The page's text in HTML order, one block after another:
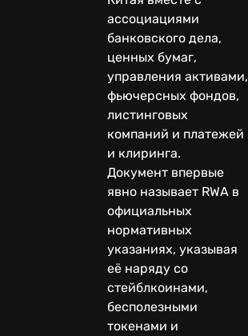
ассоциациями
банковского дела,
ценных бумаг,
управления активами,
фьючерсных фондов,
листинговых
компаний и платежей
и клиринга.
Документ впервые
явно называет RWA в
официальных
нормативных
указаниях, указывая
её наряду со
стейблкоинами,
бесполезными
токенами и